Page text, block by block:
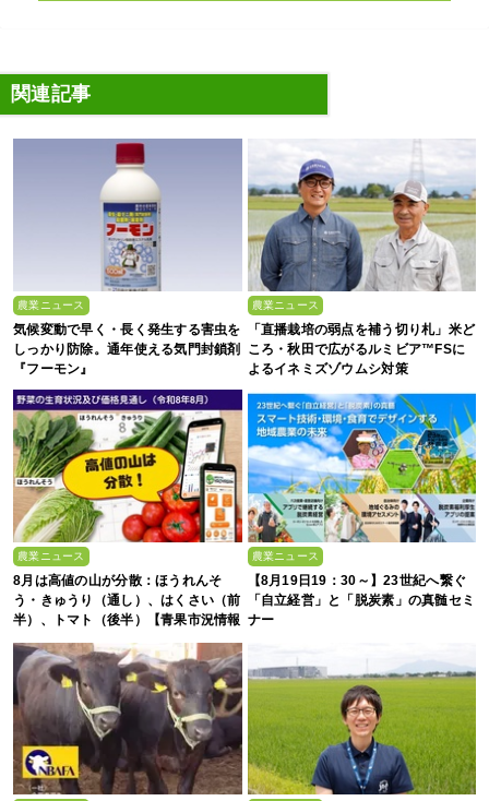
関連記事
農業ニュース
気候変動で早く・長く発生する害虫を
しっかり防除。通年使える気門封鎖剤
『フーモン』
農業ニュース
「直播栽培の弱点を補う切り札」米ど
ころ・秋田で広がるルミビア™FSに
よるイネミズゾウムシ対策
農業ニュース
8月は高値の山が分散：ほうれんそ
う・きゅうり（通し）、はくさい（前
半）、トマト（後半）【青果市況情報
農業ニュース
【8月19日19：30～】23世紀へ繋ぐ
「自立経営」と「脱炭素」の真髄セミ
ナー